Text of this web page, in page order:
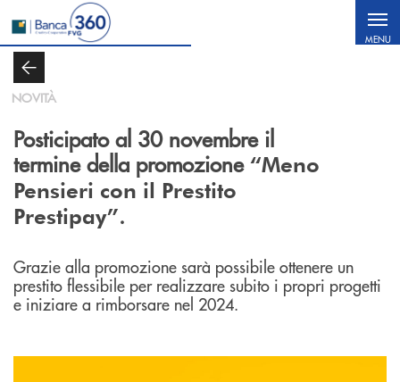
Salta al contenuto principale
MENU
NOVITÀ
Posticipato al 30 novembre il
termine della promozione“Meno
Pensieri con il Prestito
Prestipay”.
Grazie alla promozione sarà possibile ottenere un
prestito flessibile per realizzare subito i propri progetti
e iniziare a rimborsare nel 2024.